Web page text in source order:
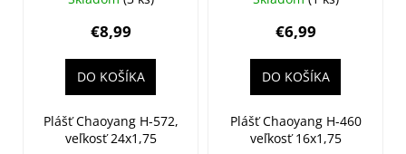
€8,99
DO KOŠÍKA
Plášť Chaoyang H-572,
veľkosť 24x1,75
€6,99
DO KOŠÍKA
Plášť Chaoyang H-460
veľkosť 16x1,75